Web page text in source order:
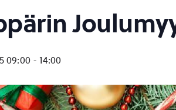
09:00 - 14:00